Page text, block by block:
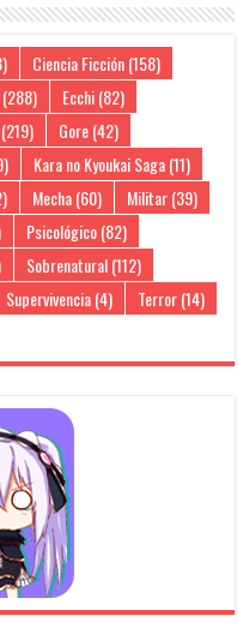
Ciencia Ficción(158)
(288) Ecchi(82)
(219) Gore(42)
Kara no Kyoukai Saga(11)
Mecha(60) Militar(39)
Psicológico(82)
Sobrenatural(112)
Supervivencia(4) Terror(14)